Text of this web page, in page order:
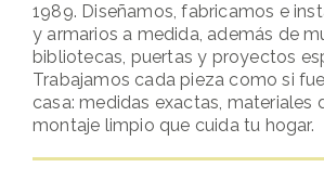
1989. Diseñamos, fabricamos e
y armarios a medida, además de
bibliotecas, puertas y proyectos
Trabajamos cada pieza como si
casa: medidas exactas, materiales
montaje limpio que cuida tu hogar.